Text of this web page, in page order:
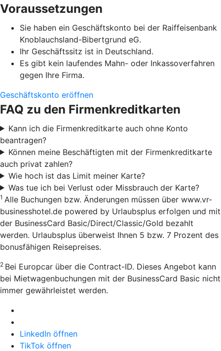
Voraussetzungen
Sie haben ein Geschäftskonto bei der Raiffeisenbank
Knoblauchsland-Bibertgrund eG.
Ihr Geschäftssitz ist in Deutschland.
Es gibt kein laufendes Mahn- oder Inkassoverfahren
gegen Ihre Firma.
Geschäftskonto eröffnen
FAQ zu den Firmenkreditkarten
Kann ich die Firmenkreditkarte auch ohne Konto
beantragen?
Können meine Beschäftigten mit der Firmenkreditkarte
auch privat zahlen?
Wie hoch ist das Limit meiner Karte?
Was tue ich bei Verlust oder Missbrauch der Karte?
1 Alle Buchungen bzw. Änderungen müssen über www.vr-
businesshotel.de powered by Urlaubsplus erfolgen und mit
der BusinessCard Basic/Direct/Classic/Gold bezahlt
werden. Urlaubsplus überweist Ihnen 5 bzw. 7 Prozent des
bonusfähigen Reisepreises.
2 Bei Europcar über die Contract-ID. Dieses Angebot kann
bei Mietwagenbuchungen mit der BusinessCard Basic nicht
immer gewährleistet werden.
LinkedIn öffnen
TikTok öffnen